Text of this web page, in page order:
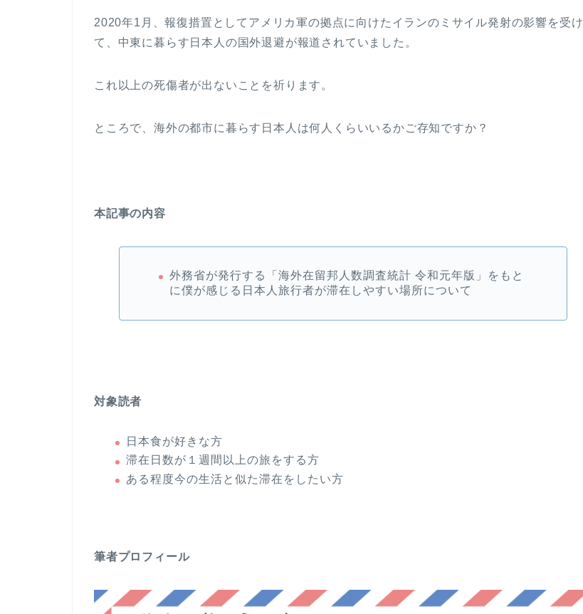
2020年1月、報復措置としてアメリカ軍の拠点に向けたイランのミサイル発射の影響を受け
て、中東に暮らす日本人の国外退避が報道されていました。
これ以上の死傷者が出ないことを祈ります。
ところで、海外の都市に暮らす日本人は何人くらいいるかご存知ですか？
本記事の内容
外務省が発行する「海外在留邦人数調査統計 令和元年版」をもと
に僕が感じる日本人旅行者が滞在しやすい場所について
対象読者
日本食が好きな方
滞在日数が１週間以上の旅をする方
ある程度今の生活と似た滞在をしたい方
筆者プロフィール